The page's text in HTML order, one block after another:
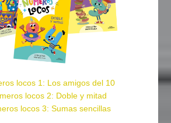
locos 1: Los amigos del 10
locos 2: Doble y mitad
locos 3: Sumas sencillas